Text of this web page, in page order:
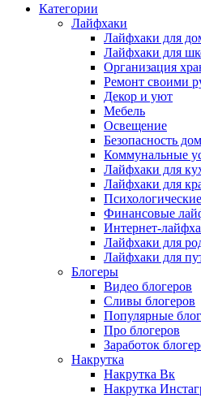
Категории
Лайфхаки
Лайфхаки для
Лайфхаки для
Организация
Ремонт своими
Декор и уют
Мебель
Освещение
Безопасность
Коммунальные
Лайфхаки для
Лайфхаки для
Финансовые
Интернет-
Лайфхаки для
Лайфхаки для
Блогеры
Видео блогеров
Сливы блогеров
Популярные
Про блогеров
Заработок
Накрутка
Накрутка Вк
Накрутка